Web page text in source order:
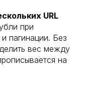
URL
при
пагинации. Без
вес между
на